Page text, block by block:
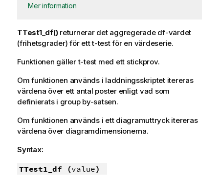
Mer information
TTest1_df()returnerar det aggregerade df-värdet
(frihetsgrader) för ett t-test för en värdeserie.
Funktionen gäller t-test med ett stickprov.
Om funktionen används i laddningsskriptet itereras
värdena över ett antal poster enligt vad som
definierats i group by-satsen.
Om funktionen används i ett diagramuttryck itereras
värdena över diagramdimensionerna.
Syntax:
TTest1_df (value)